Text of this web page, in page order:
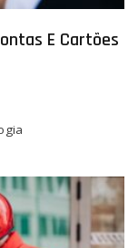
E Cartões